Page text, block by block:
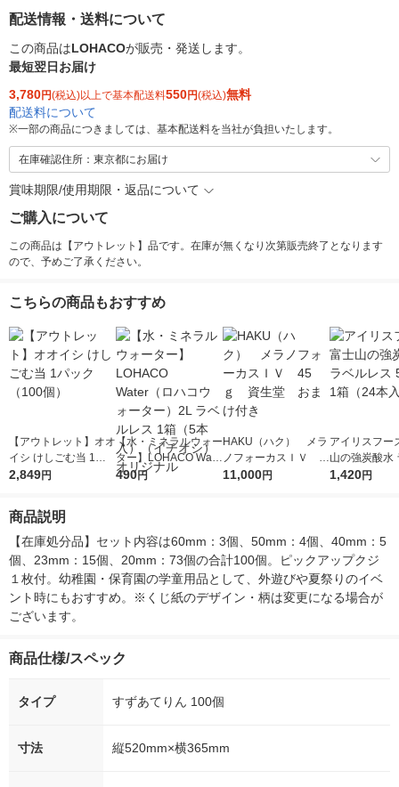
配送情報・送料について
この商品はLOHACOが販売・発送します。
最短翌日お届け
3,780円(税込)以上で基本配送料550円(税込)無料
配送料について
※一部の商品につきましては、基本配送料を当社が負担いたします。
在庫確認住所：東京都にお届け
賞味期限/使用期限・返品について
ご購入について
この商品は【アウトレット】品です。在庫が無くなり次第販売終了となります
ので、予めご了承ください。
こちらの商品もおすすめ
【アウトレット】オオ
イシ けしごむ当 1パ
ック（100個）
2,849円
【水・ミネラルウォー
ター】LOHACO Wate
r（ロハコウォータ
490円
HAKU（ハク） メラ
ノフォーカスＩＶ 4
5ｇ 資生堂 おまけ
11,000円
アイリスフー
山の強炭酸水
レス 500ml 1
1,420円
商品説明
【在庫処分品】セット内容は60mm：3個、50mm：4個、40mm：5
個、23mm：15個、20mm：73個の合計100個。ピックアップクジ
１枚付。幼稚園・保育園の学童用品として、外遊びや夏祭りのイベ
ント時にもおすすめ。※くじ紙のデザイン・柄は変更になる場合が
ございます。
商品仕様/スペック
タイプ すずあてりん 100個
寸法 縦520mm×横365mm